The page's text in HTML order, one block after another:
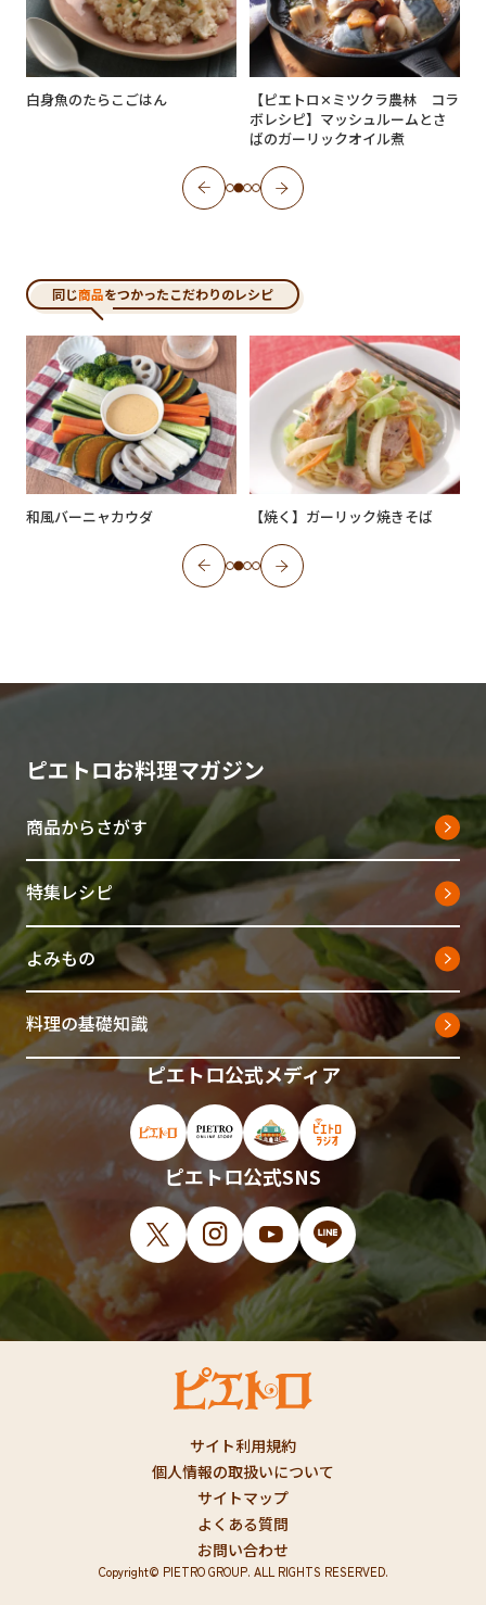
白身魚のたらこごはん
【ピエトロ✕ミツクラ農林 コラ
ボレシピ】マッシュルームとさ
ばのガーリックオイル煮
同じ商品をつかったこだわりのレシピ
和風バーニャカウダ 【焼く】ガーリック焼きそば
ピエトロお料理マガジン
商品からさがす
特集レシピ
よみもの
料理の基礎知識
ピエトロ公式メディア
ピエトロ公式サイト（新しいウィンドウで
ピエトロオンラインストア（新しい
ピエトロホームタウン（新
ピエトロラジオ（新
ピエトロ公式SNS
X（新しいウィンドウで開きます）
Instagram（新しいウィンドウで開
YouTube（新しいウィンド
LINE（新しいウィン
サイト利用規約
個人情報の取扱いについて
サイトマップ
よくある質問
お問い合わせ
Copyright© PIETRO GROUP. ALL RIGHTS RESERVED.